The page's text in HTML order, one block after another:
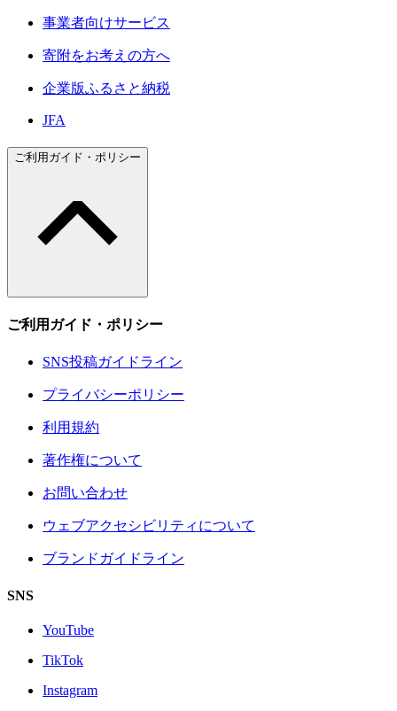
事業者向けサービス
寄附をお考えの方へ
企業版ふるさと納税
JFA
ご利用ガイド・ポリシー
ご利用ガイド・ポリシー
SNS投稿ガイドライン
プライバシーポリシー
利用規約
著作権について
お問い合わせ
ウェブアクセシビリティについて
ブランドガイドライン
SNS
YouTube
TikTok
Instagram